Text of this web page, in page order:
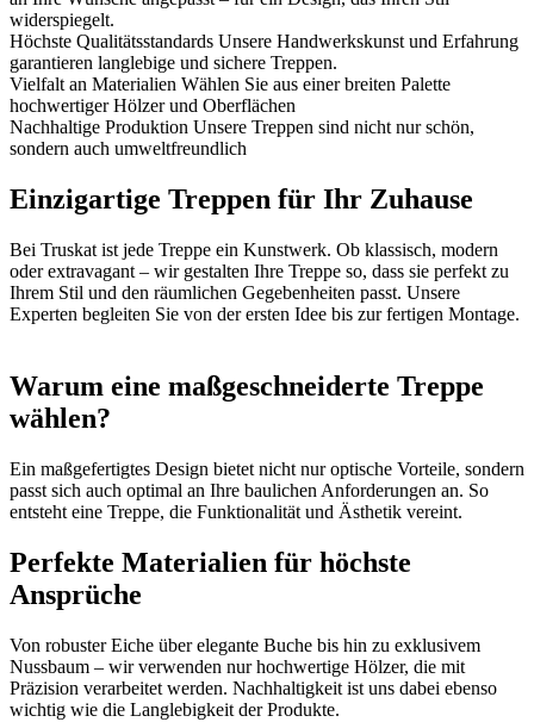
widerspiegelt.
Höchste Qualitätsstandards Unsere Handwerkskunst und Erfahrung
garantieren langlebige und sichere Treppen.
Vielfalt an Materialien Wählen Sie aus einer breiten Palette
hochwertiger Hölzer und Oberflächen
Nachhaltige Produktion Unsere Treppen sind nicht nur schön,
sondern auch umweltfreundlich
Einzigartige Treppen für Ihr Zuhause
Bei Truskat ist jede Treppe ein Kunstwerk. Ob klassisch, modern
oder extravagant – wir gestalten Ihre Treppe so, dass sie perfekt zu
Ihrem Stil und den räumlichen Gegebenheiten passt. Unsere
Experten begleiten Sie von der ersten Idee bis zur fertigen Montage.
Warum eine maßgeschneiderte Treppe
wählen?
Ein maßgefertigtes Design bietet nicht nur optische Vorteile, sondern
passt sich auch optimal an Ihre baulichen Anforderungen an. So
entsteht eine Treppe, die Funktionalität und Ästhetik vereint.
Perfekte Materialien für höchste
Ansprüche
Von robuster Eiche über elegante Buche bis hin zu exklusivem
Nussbaum – wir verwenden nur hochwertige Hölzer, die mit
Präzision verarbeitet werden. Nachhaltigkeit ist uns dabei ebenso
wichtig wie die Langlebigkeit der Produkte.